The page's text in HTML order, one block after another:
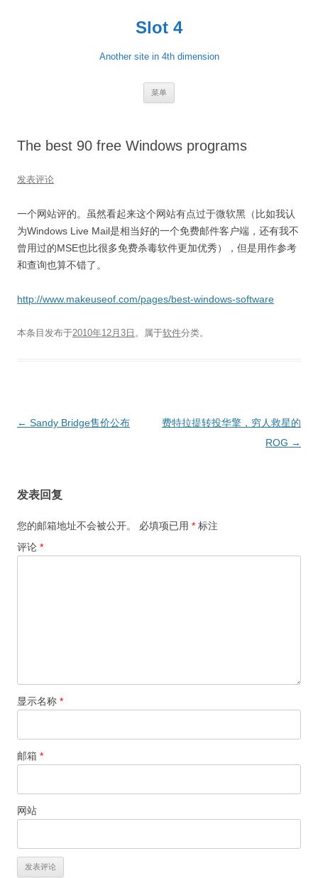
Slot 4
Another site in 4th dimension
菜单
The best 90 free Windows programs
发表评论
一个网站评的。虽然看起来这个网站有点过于微软黑（比如我认
为Windows Live Mail是相当好的一个免费邮件客户端，还有我不
曾用过的MSE也比很多免费杀毒软件更加优秀），但是用作参考
和查询也算不错了。
http://www.makeuseof.com/pages/best-windows-software
本条目发布于2010年12月3日 。属于软件分类。
文
← Sandy Bridge售价公布
费特拉提转投华擎，穷人救星的
ROG →
发表回复
您的邮箱地址不会被公开。 必填项已用 * 标注
评论 *
显示名称 *
邮箱 *
网站